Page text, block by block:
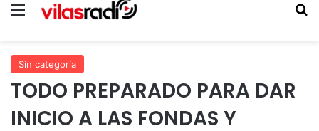
Menú
Sin categoría
TODO PREPARADO PARA DAR
INICIO A LAS FONDAS Y